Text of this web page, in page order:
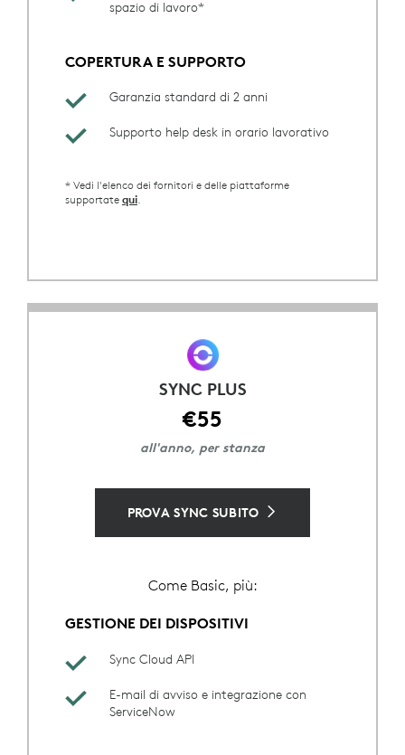
spazio di lavoro*
COPERTURA E SUPPORTO
Garanzia standard di 2 anni
Supporto help desk in orario lavorativo
* Vedi l'elenco dei fornitori e delle piattaforme
supportate qui
SYNC PLUS
€55
all'anno, per stanza
PROVA SYNC SUBITO
Come Basic, più:
GESTIONE DEI DISPOSITIVI
Sync Cloud API
E-mail di avviso e integrazione con
ServiceNow